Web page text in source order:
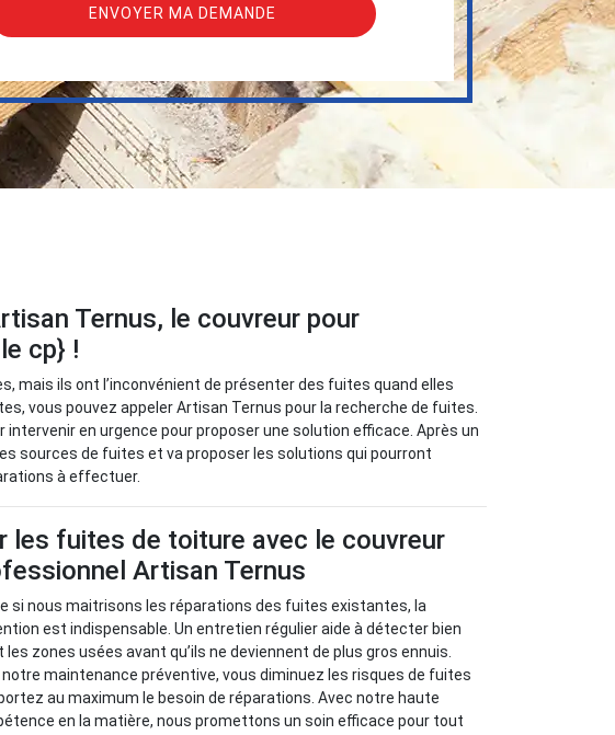
Ternus, le couvreur pour
cp} !
mais ils ont l’inconvénient de présenter des fuites quand elles
vous pouvez appeler Artisan Ternus pour la recherche de fuites.
intervenir en urgence pour proposer une solution efficace. Après un
sources de fuites et va proposer les solutions qui pourront
à effectuer.
les fuites de toiture avec le couvreur
Artisan Ternus
si nous maitrisons les réparations des fuites existantes, la
est indispensable. Un entretien régulier aide à détecter bien
les zones usées avant qu’ils ne deviennent de plus gros ennuis.
notre maintenance préventive, vous diminuez les risques de fuites
au maximum le besoin de réparations. Avec notre haute
en la matière, nous promettons un soin efficace pour tout